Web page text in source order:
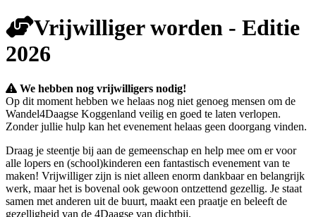
Vrijwilliger worden - Editie
2026
We hebben nog vrijwilligers nodig!
Op dit moment hebben we helaas nog niet genoeg mensen om de
Wandel4Daagse Koggenland veilig en goed te laten verlopen.
Zonder jullie hulp kan het evenement helaas geen doorgang vinden.
Draag je steentje bij aan de gemeenschap en help mee om er voor
alle lopers en (school)kinderen een fantastisch evenement van te
maken! Vrijwilliger zijn is niet alleen enorm dankbaar en belangrijk
werk, maar het is bovenal ook gewoon ontzettend gezellig. Je staat
samen met anderen uit de buurt, maakt een praatje en beleeft de
gezelligheid van de 4Daagse van dichtbij.